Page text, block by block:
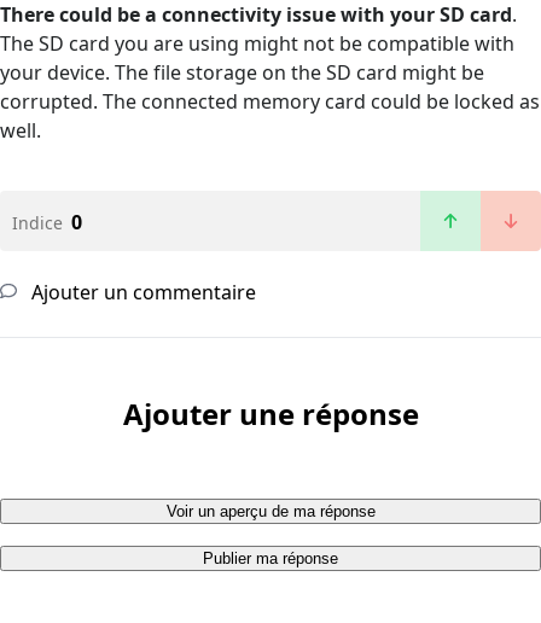
There could be a connectivity issue with your SD card.
The SD card you are using might not be compatible with
your device. The file storage on the SD card might be
corrupted. The connected memory card could be locked as
well.
Indice 0
Ajouter un commentaire
Ajouter une réponse
Voir un aperçu de ma réponse
Publier ma réponse